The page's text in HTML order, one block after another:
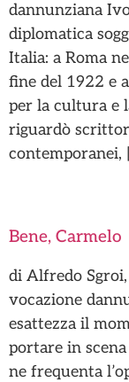
dannunziana
diplomatica
Italia: a Roma
fine del 1922 e
per la cultura e
riguardò
contemporanei,
Bene, Carmelo
di Alfredo
vocazione
esattezza il
portare in
ne frequenta